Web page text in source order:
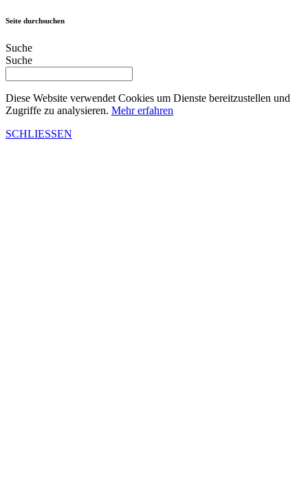
Seite durchsuchen
Suche
Suche
Diese Website verwendet Cookies um Dienste bereitzustellen und
Zugriffe zu analysieren. Mehr erfahren
SCHLIESSEN